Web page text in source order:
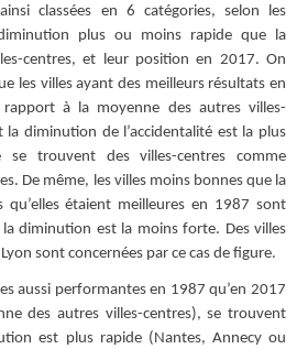
classées en 6 catégories, selon les
plus ou moins rapide que la
centres, et leur position en 2017. On
les villes ayant des meilleurs résultats en
à la moyenne des autres villes-
diminution de l’accidentalité est la plus
trouvent des villes-centres comme
De même, les villes moins bonnes que la
étaient meilleures en 1987 sont
diminution est la moins forte. Des villes
sont concernées par ce cas de figure.
aussi performantes en 1987 qu’en 2017
des autres villes-centres), se trouvent
est plus rapide (Nantes, Annecy ou